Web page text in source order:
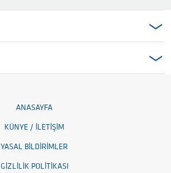
ANASAYFA
KÜNYE / İLETIŞIM
YASAL BILDIRIMLER
GIZLILIK POLITIKASI